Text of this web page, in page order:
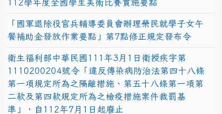
112學年度全國學生美術比賽實施要點
「國軍退除役官兵輔導委員會辦理榮民就學子女午
餐補助金發放作業要點」第7點修正規定發布令
衛生福利部中華民國111年3月1日衛授疾字第
1110200204號令「違反傳染病防治法第四十八條
第一項規定所為之隔離措施、第五十八條第一項第
二款及第四款規定所為之檢疫措施案件裁罰基
準」，自112年7月1日起廢止